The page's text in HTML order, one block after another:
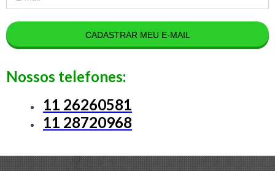
CADASTRAR MEU E-MAIL
Nossos telefones:
11 26260581
11 28720968